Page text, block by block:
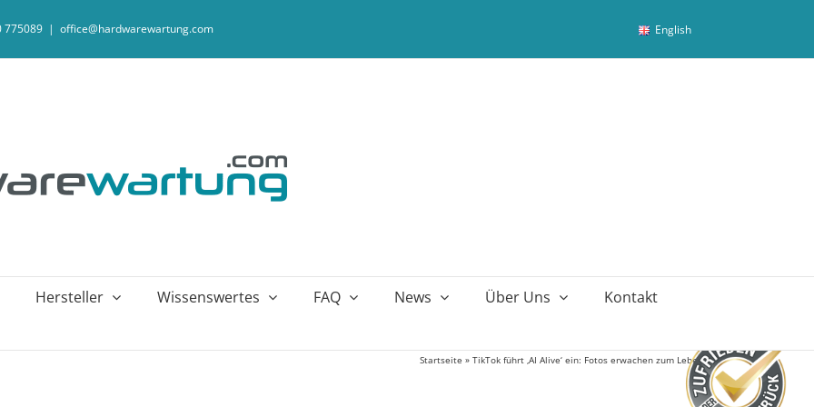
775089 | office@hardwarewartung.com English
Hersteller Wissenswertes FAQ News Über Uns Kontakt
Startseite » TikTok führt ‚AI Alive‘ ein: Fotos erwachen zum Leben